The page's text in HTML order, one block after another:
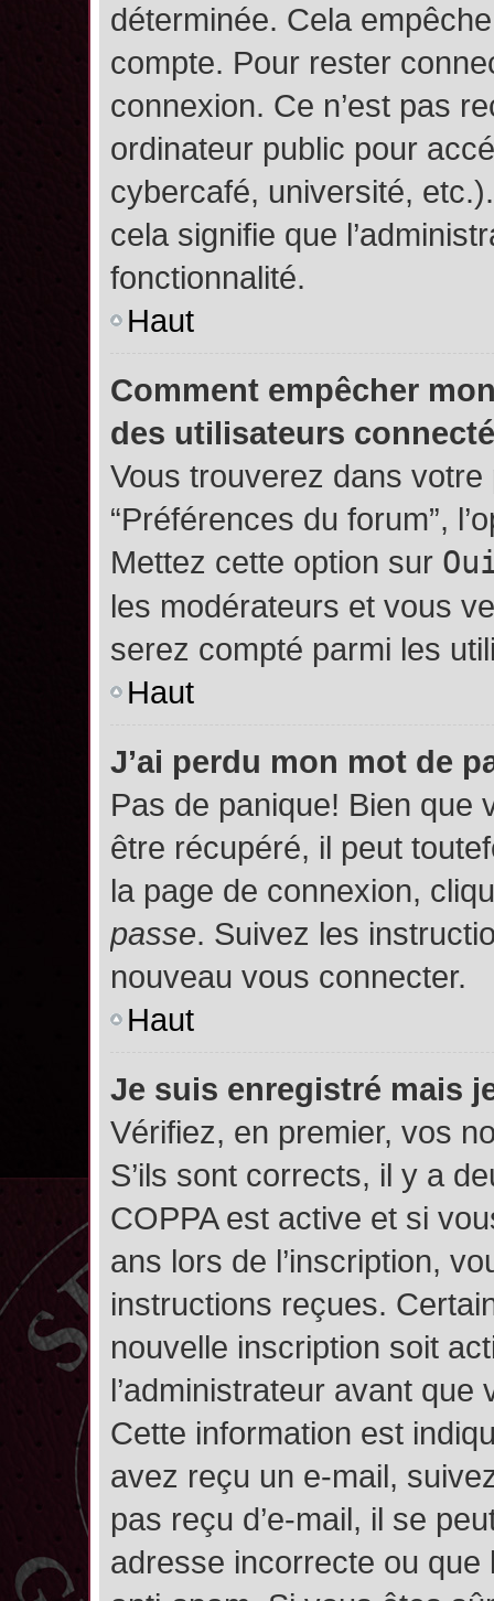
déterminée. Cela
compte. Pour rester
connexion. Ce n’est pas
ordinateur public pour
cybercafé, université,
cela signifie que
fonctionnalité.
Haut
Comment empêcher
des utilisateurs
Vous trouverez dans votre
“Préférences du forum”,
Mettez cette option sur
les modérateurs et vous
serez compté parmi les
Haut
J’ai perdu mon mot de
Pas de panique! Bien que
être récupéré, il peut
la page de connexion,
passe. Suivez les
nouveau vous connecter.
Haut
Je suis enregistré mais
Vérifiez, en premier, vos
S’ils sont corrects, il y a
COPPA est active et si
ans lors de l’inscription,
instructions reçues.
nouvelle inscription soit
l’administrateur avant
Cette information est
avez reçu un e-mail,
pas reçu d’e-mail, il se
adresse incorrecte ou que